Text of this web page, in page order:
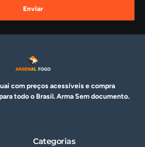
Enviar
com preços acessíveis e compra
todo o Brasil. ArmaSem documento.
Categorias